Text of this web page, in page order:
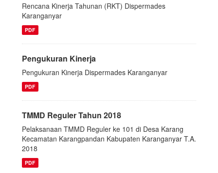
Rencana Kinerja Tahunan (RKT) Dispermades
Karanganyar
PDF
Pengukuran Kinerja
Pengukuran Kinerja Dispermades Karanganyar
PDF
TMMD Reguler Tahun 2018
Pelaksanaan TMMD Reguler ke 101 di Desa Karang
Kecamatan Karangpandan Kabupaten Karanganyar T.A.
2018
PDF